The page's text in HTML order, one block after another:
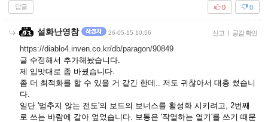
답글 0
0
설화난영참 26-05-15 10:56 신고 | 공감 확인
https://diablo4.inven.co.kr/db/paragon/90849
글 수정해서 추가해놨습니다.
제 입맛대로 좀 바꿨습니다.
좀 더 최적화를 할 수 있을 거 같긴 한데.. 저도 귀찮아서 대충 썼습니
다.
일단 '멈추지 않는 전도'의 보드의 보너스를 활성화 시키려고, 2번째
로 쓰는 바람에 갈아 엎었습니다. 보통은 '작열하는 열기'를 쓰기 때문